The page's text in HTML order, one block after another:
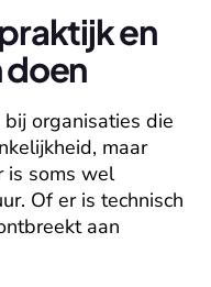
en
organisaties die
maar
is soms wel
Of er is technisch
aan